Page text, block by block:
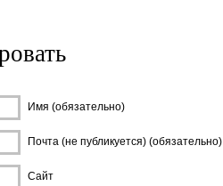
Имя (обязательно)
Почта (не публикуется) (обязательно)
Сайт